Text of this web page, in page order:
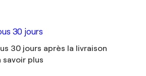
30 jours
30 jours après la livraison
savoir plus